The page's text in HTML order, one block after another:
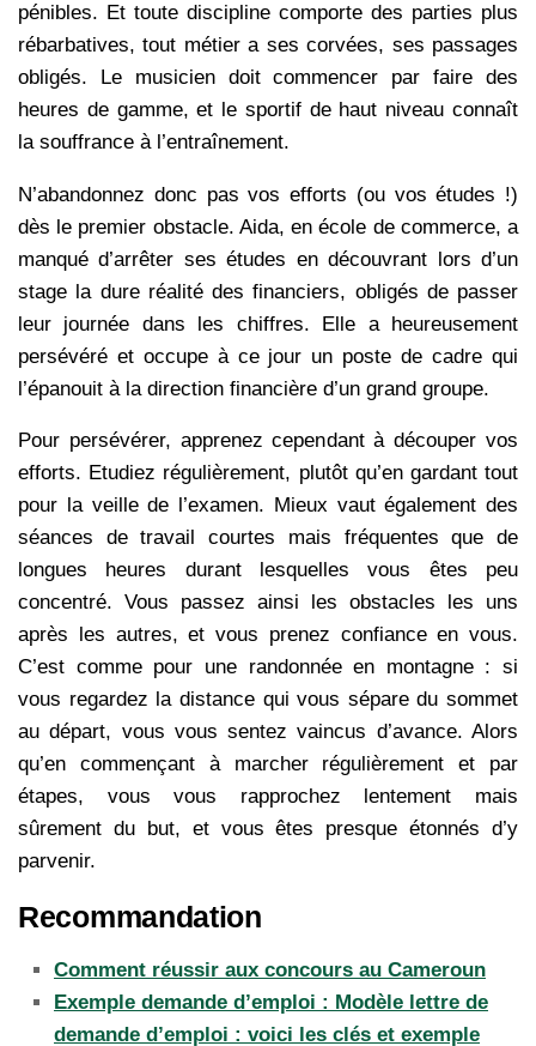
pénibles. Et toute discipline comporte des parties plus
rébarbatives, tout métier a ses corvées, ses passages
obligés. Le musicien doit commencer par faire des
heures de gamme, et le sportif de haut niveau connaît
la souffrance à l’entraînement.
N’abandonnez donc pas vos efforts (ou vos études !)
dès le premier obstacle. Aida, en école de commerce, a
manqué d’arrêter ses études en découvrant lors d’un
stage la dure réalité des financiers, obligés de passer
leur journée dans les chiffres. Elle a heureusement
persévéré et occupe à ce jour un poste de cadre qui
l’épanouit à la direction financière d’un grand groupe.
Pour persévérer, apprenez cependant à découper vos
efforts. Etudiez régulièrement, plutôt qu’en gardant tout
pour la veille de l’examen. Mieux vaut également des
séances de travail courtes mais fréquentes que de
longues heures durant lesquelles vous êtes peu
concentré. Vous passez ainsi les obstacles les uns
après les autres, et vous prenez confiance en vous.
C’est comme pour une randonnée en montagne : si
vous regardez la distance qui vous sépare du sommet
au départ, vous vous sentez vaincus d’avance. Alors
qu’en commençant à marcher régulièrement et par
étapes, vous vous rapprochez lentement mais
sûrement du but, et vous êtes presque étonnés d’y
parvenir.
Recommandation
Comment réussir aux concours au Cameroun
Exemple demande d’emploi : Modèle lettre de
demande d’emploi : voici les clés et exemple